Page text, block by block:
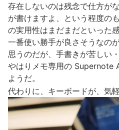
存在しないのは残念で仕方が
が書けますよ、という程度の
の実用性はまだまだといった
一番使い勝手が良さそうなの
思うのだが、手書きが苦しい・
やはりメモ専用の Supernote
ようだ。
代わりに、キーボードが、気